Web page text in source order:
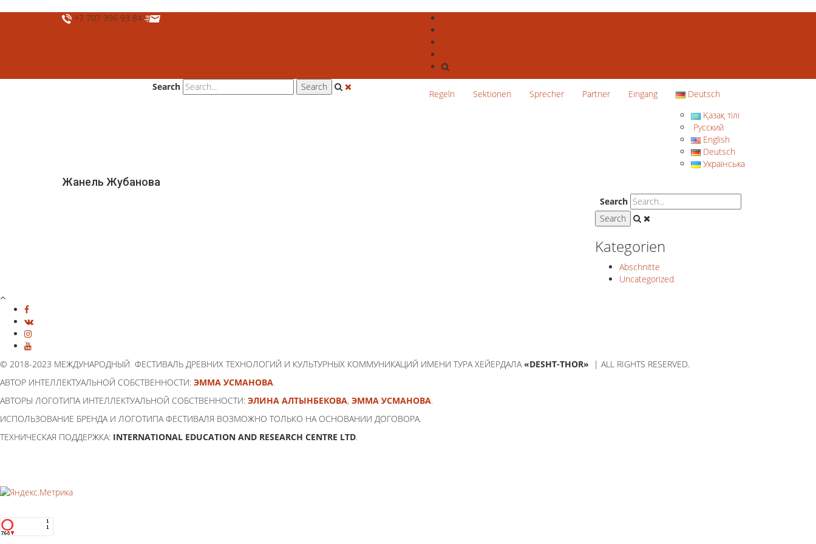
+7 707 396 93 84
Regeln Sektionen Sprecher Partner Eingang
Deutsch
Қазақ тілі
Русский
English
Deutsch
Українська
Search
Жанель Жубанова
Search
Kategorien
Abschnitte
Uncategorized
© 2018-2023 МЕЖДУНАРОДНЫЙ ФЕСТИВАЛЬ ДРЕВНИХ ТЕХНОЛОГИЙ И КУЛЬТУРНЫХ КОММУНИКАЦИЙ ИМЕНИ ТУРА ХЕЙЕРДАЛА«DESHT-THOR» | ALL RIGHTS RESERVED.
АВТОР ИНТЕЛЛЕКТУАЛЬНОЙ СОБСТВЕННОСТИ: ЭММА УСМАНОВА.
АВТОРЫ ЛОГОТИПА ИНТЕЛЛЕКТУАЛЬНОЙ СОБСТВЕННОСТИ: ЭЛИНА АЛТЫНБЕКОВА, ЭММА УСМАНОВА.
ИСПОЛЬЗОВАНИЕ БРЕНДА И ЛОГОТИПА ФЕСТИВАЛЯ ВОЗМОЖНО ТОЛЬКО НА ОСНОВАНИИ ДОГОВОРА.
ТЕХНИЧЕСКАЯ ПОДДЕРЖКА: INTERNATIONAL EDUCATION AND RESEARCH CENTRE LTD.